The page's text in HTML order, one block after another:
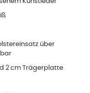
über
2 cm Trägerplatte